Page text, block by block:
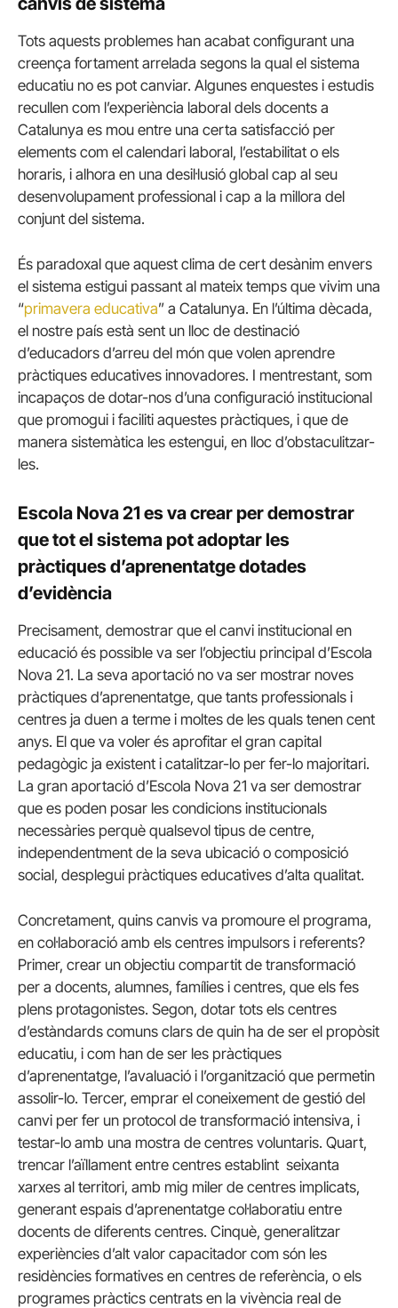
Tots aquests problemes han acabat configurant una
creença fortament arrelada segons la qual el sistema
educatiu no es pot canviar. Algunes enquestes i estudis
recullen com l’experiència laboral dels docents a
Catalunya es mou entre una certa satisfacció per
elements com el calendari laboral, l’estabilitat o els
horaris, i alhora en una desil·lusió global cap al seu
desenvolupament professional i cap a la millora del
conjunt del sistema.
És paradoxal que aquest clima de cert desànim envers
el sistema estigui passant al mateix temps que vivim una
“primavera educativa” a Catalunya. En l’última dècada,
el nostre país està sent un lloc de destinació
d’educadors d’arreu del món que volen aprendre
pràctiques educatives innovadores. I mentrestant, som
incapaços de dotar-nos d’una configuració institucional
que promogui i faciliti aquestes pràctiques, i que de
manera sistemàtica les estengui, en lloc d’obstaculitzar-
les.
Escola Nova 21 es va crear per demostrar
que tot el sistema pot adoptar les
pràctiques d’aprenentatge dotades
d’evidència
Precisament, demostrar que el canvi institucional en
educació és possible va ser l’objectiu principal d’Escola
Nova 21. La seva aportació no va ser mostrar noves
pràctiques d’aprenentatge, que tants professionals i
centres ja duen a terme i moltes de les quals tenen cent
anys. El que va voler és aprofitar el gran capital
pedagògic ja existent i catalitzar-lo per fer-lo majoritari.
La gran aportació d’Escola Nova 21 va ser demostrar
que es poden posar les condicions institucionals
necessàries perquè qualsevol tipus de centre,
independentment de la seva ubicació o composició
social, desplegui pràctiques educatives d’alta qualitat.
Concretament, quins canvis va promoure el programa,
en col·laboració amb els centres impulsors i referents?
Primer, crear un objectiu compartit de transformació
per a docents, alumnes, famílies i centres, que els fes
plens protagonistes. Segon, dotar tots els centres
d’estàndards comuns clars de quin ha de ser el propòsit
educatiu, i com han de ser les pràctiques
d’aprenentatge, l’avaluació i l’organització que permetin
assolir-lo. Tercer, emprar el coneixement de gestió del
canvi per fer un protocol de transformació intensiva, i
testar-lo amb una mostra de centres voluntaris. Quart,
trencar l’aïllament entre centres establint seixanta
xarxes al territori, amb mig miler de centres implicats,
generant espais d’aprenentatge col·laboratiu entre
docents de diferents centres. Cinquè, generalitzar
experiències d’alt valor capacitador com són les
residències formatives en centres de referència, o els
programes pràctics centrats en la vivència real de